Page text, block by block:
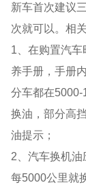
新车首次建议
次就可以。相
1、在购置汽
养手册，手册
分车都在
换油，部分高
油提示；
2、汽车换机
每5000公里就